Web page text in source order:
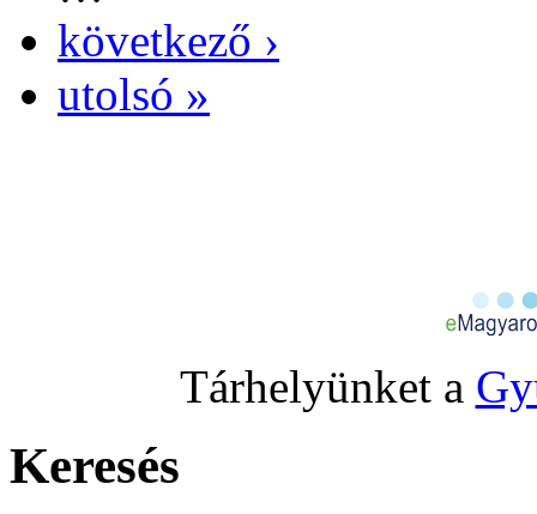
következő ›
utolsó »
Tárhelyünket a
Keresés